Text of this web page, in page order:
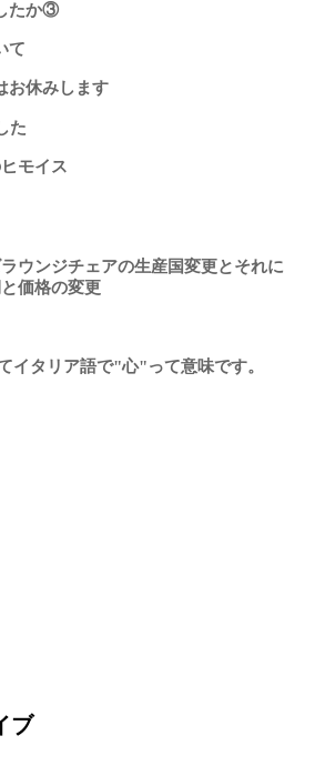
たか③
て
お休みします
た
モイス
ウンジチェアの生産国変更とそれに
価格の変更
イタリア語で"心"って意味です。
ブ